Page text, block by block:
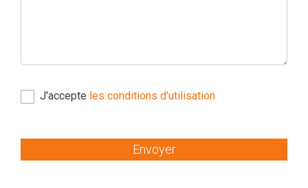
J'accepte les conditions d'utilisation
Envoyer